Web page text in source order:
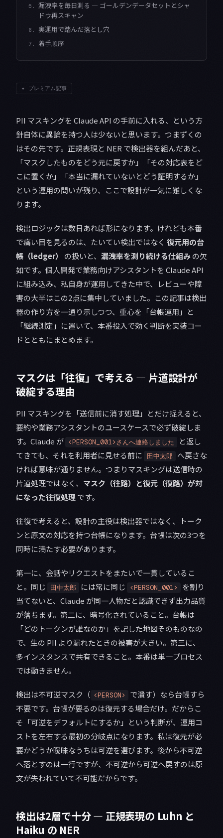
5.
漏洩率を毎日測る — ゴールデンデータセットとシャ
ドウ再スキャン
6. 実運用で踏んだ落とし穴
7. 着手順序
✦ プレミアム記事
PII マスキングを Claude API の手前に入れる、という方
針自体に異論を持つ人は少ないと思います。つまずくの
はその先です。正規表現と NER で検出器を組んだあと、
「マスクしたものをどう元に戻すか」「その対応表をど
こに置くか」「本当に漏れていないとどう証明するか」
という運用の問いが残り、ここで設計が一気に難しくな
ります。
検出ロジックは数日あれば形になります。けれども本番
で痛い目を見るのは、たいてい検出ではなく 復元用の台
帳（ledger）
の扱いと、 漏洩率を測り続ける仕組みの欠
如です。個人開発で業務向けアシスタントを Claude API
に組み込み、私自身が運用してきた中で、レビューや障
害の大半はこの2点に集中していました。この記事は検出
器の作り方を一通り示しつつ、重心を「台帳運用」と
「継続測定」に置いて、本番投入で効く判断を実装コー
ドとともにまとめます。
マスクは「往復」で考える — 片道設計が
破綻する理由
PII マスキングを「送信前に消す処理」とだけ捉えると、
要約や業務アシスタントのユースケースで必ず破綻しま
す。Claude が <PERSON_001>さんへ連絡しました
と返し
てきても、それを利用者に見せる前に
田中太郎
へ戻さな
ければ意味が通りません。つまりマスキングは送信時の
片道処理ではなく、 マスク（往路）と復元（復路）が対
になった往復処理です。
往復で考えると、設計の主役は検出器ではなく、トーク
ンと原文の対応を持つ台帳になります。台帳は次の3つを
同時に満たす必要があります。
第一に、会話やリクエストをまたいで一貫しているこ
と。同じ
田中太郎 には常に同じ <PERSON_001>
を割り
当てないと、Claude が同一人物だと認識できず出力品質
が落ちます。第二に、暗号化されていること。台帳は
「どのトークンが誰なのか」を記した地図そのものなの
で、生の PII より漏れたときの被害が大きい。第三に、
多インスタンスで共有できること。本番は単一プロセス
では動きません。
検出は不可逆マスク（ <PERSON>
で潰す）なら台帳すら
不要です。台帳が要るのは復元する場合だけ。だからこ
そ「可逆をデフォルトにするか」という判断が、運用コ
ストを左右する最初の分岐点になります。私は復元が必
要かどうか曖昧なうちは可逆を選びます。後から不可逆
へ落とすのは一行ですが、不可逆から可逆へ戻すのは原
文が失われていて不可能だからです。
検出は2層で十分 — 正規表現の Luhn と
Haiku の NER